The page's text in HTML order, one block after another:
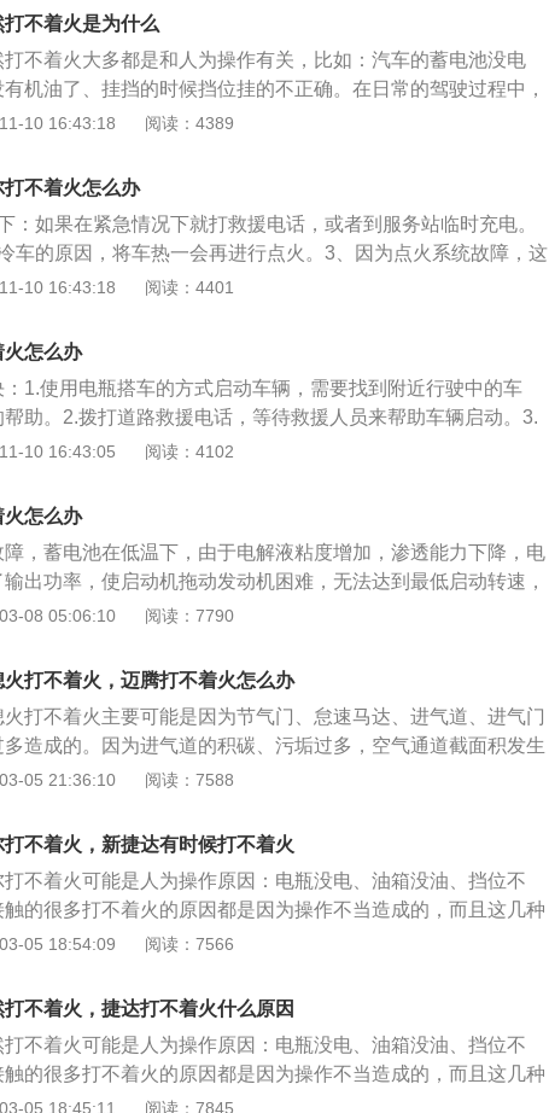
油站加油即可解决；第二，如果是自动挡车，在汽车启动的时候
P挡或N挡上，否则就会出现打不着火的情况，如果是这种情况导
位挂好即可；此外，如果是手动挡车的话要踩离合才能打着
的电瓶没电了，这时需要给电瓶充电，车主要经常检查以及更换
的火花塞出现了问题，这时车主可以将火花塞拧出来擦拭干
要找出致使车辆打不着火的具体原因，对症下药。
不着火是为什么
不着火大多都是和人为操作有关，比如：汽车的蓄电池没电
机油了、挂挡的时候挡位挂的不正确。在日常的驾驶过程中，
着火的原因都是因为操作不当造成的，然而这几种情况出现的
况识别出来的。第一种：汽车的蓄电池没电了。造成蓄电池没电
于汽车的大灯长时间没关导致的亏电或是电瓶寿命到期，关于电
，一般建议2年就及时更换电瓶。车辆没电的情况很好检查，
。第二种：油箱里面没有机油了，当油表显示已经在红线以下
没油了，那自然打不着火。第三种：挂挡的时候挡位挂的不正
。还有一些手动挡车如果不踩离合也会打不着火。
10 16:43:18 阅读：4389
不着火怎么办
：如果在紧急情况下就打救援电话，或者到服务站临时充电。
车的原因，将车热一会再进行点火。3、因为点火系统故障，这
统，再进行维修。大众新捷达打不着火具体原因以及排除故障
打救援电话，或者临近有充电站，可以对车辆先进行充电。2、
动受阻：发动机无法供油，这时候要将车热一会，一会就可以点
统故障：过多的燃油积累在气缸里面，导致着火困难，这种情
，排除各种原因，比如说是电火花塞电极的缝隙等。
10 16:43:18 阅读：4401
火怎么办
1.使用电瓶搭车的方式启动车辆，需要找到附近行驶中的车
助。2.拨打道路救援电话，等待救援人员来帮助车辆启动。3.
者是售后的电话，寻求上门维修服务。上海大众朗逸车型是一
涡轮增压发动机，1.5升自然吸气发动机，手自一体变速箱，手
双离合变速箱，车辆目前只有两驱模式可以选择。
10 16:43:05 阅读：4102
火怎么办
，蓄电池在低温下，由于电解液粘度增加，渗透能力下降，电
出功率，使启动机拖动发动机困难，无法达到最低启动转速，
用万用表检查蓄电池电压，或者直接用一个新蓄电池测试。 及
要及时添加燃油。否则车辆跟不上油就很难打着火了，特别是冬
时候更要留意。可以按住油管启动，感觉是否有油压。 火花塞坏
塞，看看是否老化或积碳较重，必要时更换个新的。 高压线接
用表进行检测，看电阻是否正常。 点火线路故障，可以用万用
是否断路。 有些陈旧车辆，油管等老化严重，车辆启动时跟不
易打着了。
08 05:06:10 阅读：7790
打不着火，迈腾打不着火怎么办
打不着火主要可能是因为节气门、怠速马达、进气道、进气门
造成的。因为进气道的积碳、污垢过多，空气通道截面积发生
元无法精确控制怠速进气量，造成混合气过浓或过稀，使燃烧
的车辆熄火后一段时间内燃油渗漏到燃烧室内部，造成再次启动
最终导致不易启动。再有可能是因为活性碳罐损坏导致的。因为
于开的转态，发动机的进气道的混合气就一直在处在加浓状
合气过浓引起不易启动的现象。建议您根据以上情况去4S店进
05 21:36:10 阅读：7588
不着火，新捷达有时候打不着火
不着火可能是人为操作原因：电瓶没电、油箱没油、挡位不
的很多打不着火的原因都是因为操作不当造成的，而且这几种
第一种：没油了。我们以前出去救援过一辆车，油表显示已在红
电瓶寿命到期，一般建议2年就及时更换电瓶。另外加装氙气大
、DVD等也是造成车辆电路故障的原因。车辆没电的情况很好检
道了。 第三种：挡位不对。自动挡车启动时挡位一定要放在P
放在R或者D挡上就会打不着火。还有一些手动挡车如果不踩离
05 18:54:09 阅读：7566
不着火，捷达打不着火什么原因
不着火可能是人为操作原因：电瓶没电、油箱没油、挡位不
的很多打不着火的原因都是因为操作不当造成的，而且这几种
第一种：没油了。我们以前出去救援过一辆车，油表显示已在红
05 18:45:11 阅读：7845